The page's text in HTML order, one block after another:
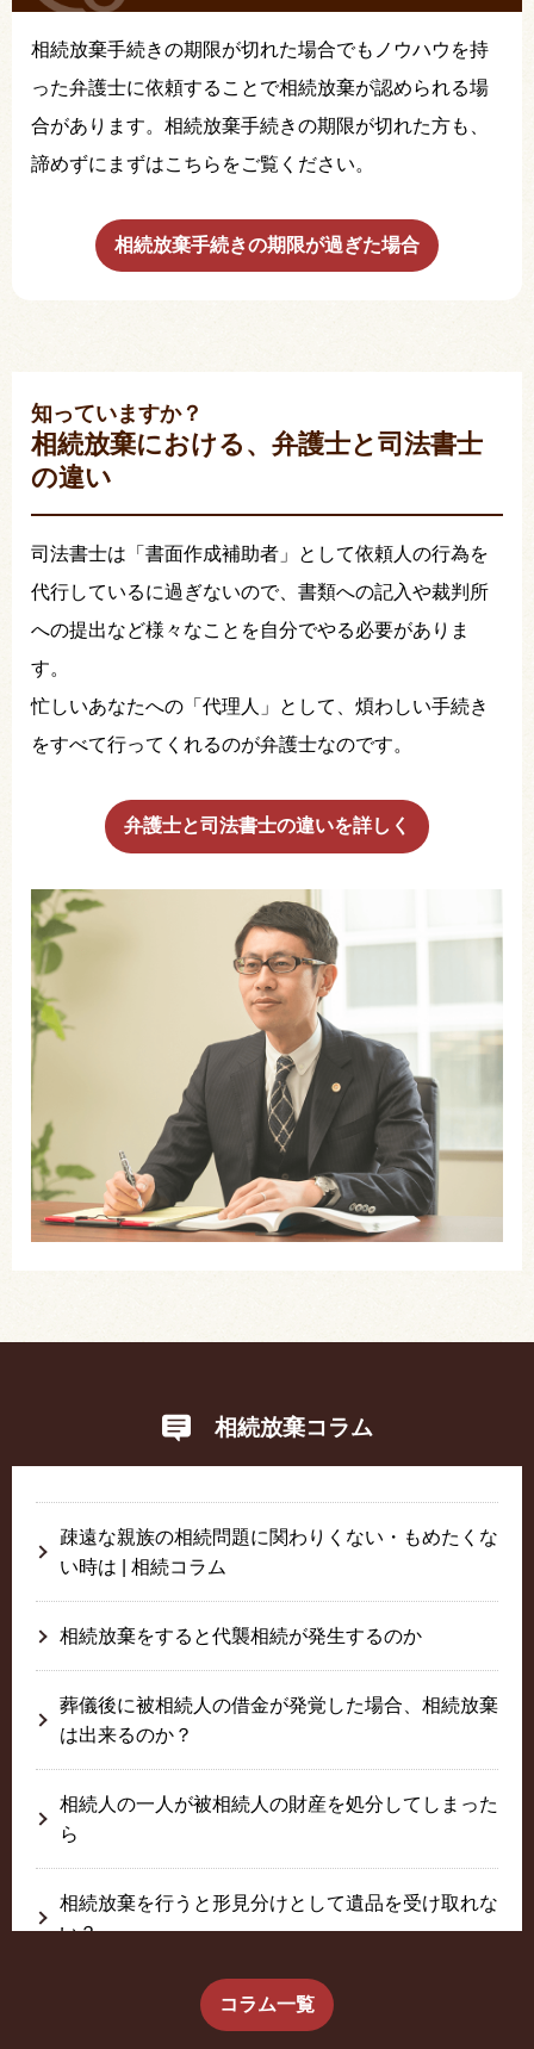
相続放棄手続きの期限が切れた場合でもノウハウを持
った弁護士に依頼することで相続放棄が認められる場
合があります。相続放棄手続きの期限が切れた方も、
諦めずにまずはこちらをご覧ください。
相続放棄手続きの期限が過ぎた場合
知っていますか？
相続放棄における、弁護士と司法書士
の違い
司法書士は「書面作成補助者」として依頼人の行為を
代行しているに過ぎないので、書類への記入や裁判所
への提出など様々なことを自分でやる必要がありま
す。
忙しいあなたへの「代理人」として、煩わしい手続き
をすべて行ってくれるのが弁護士なのです。
弁護士と司法書士の違いを詳しく
相続放棄コラム
疎遠な親族の相続問題に関わりくない・もめたくな
い時は | 相続コラム
相続放棄をすると代襲相続が発生するのか
葬儀後に被相続人の借金が発覚した場合、相続放棄
は出来るのか？
相続人の一人が被相続人の財産を処分してしまった
ら
相続放棄を行うと形見分けとして遺品を受け取れな
い？
生前に相続放棄すると約束した念書は有効か？
コラム一覧